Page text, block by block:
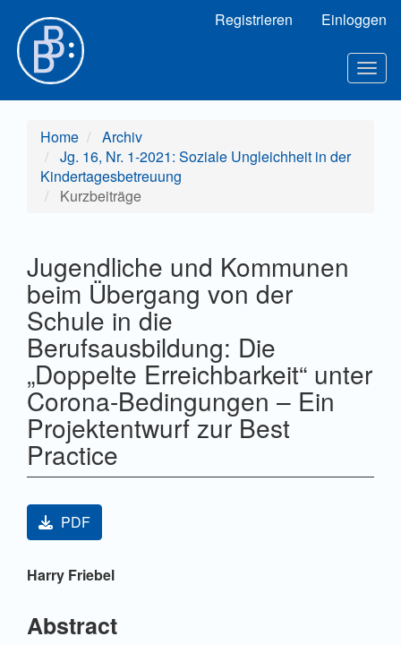
Hauptinhalt
Sidebar
Registrieren Einloggen
Home
Archiv
Jg. 16, Nr. 1-2021: Soziale Ungleichheit in der
Kindertagesbetreuung
Kurzbeiträge
Jugendliche und Kommunen
beim Übergang von der
Schule in die
Berufsausbildung: Die
„Doppelte Erreichbarkeit“ unter
Corona-Bedingungen – Ein
Projektentwurf zur Best
Practice
Artikel-Sidebar
PDF
Hauptsächlicher Artikelinhalt
Harry Friebel
Abstract